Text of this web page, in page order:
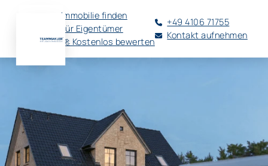
Immobilie finden
Für Eigentümer
🚀 Kostenlos bewerten
+49 4106 71755
Kontakt aufnehmen